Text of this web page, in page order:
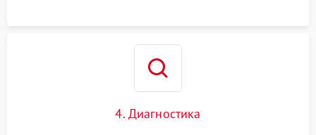
4. Диагностика